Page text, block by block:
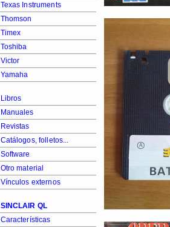
Texas Instruments
Thomson
Timex
Toshiba
Victor
Yamaha
Libros
Manuales
Revistas
Catálogos, folletos...
Software
Otro material
Vínculos externos
SINCLAIR QL
Características